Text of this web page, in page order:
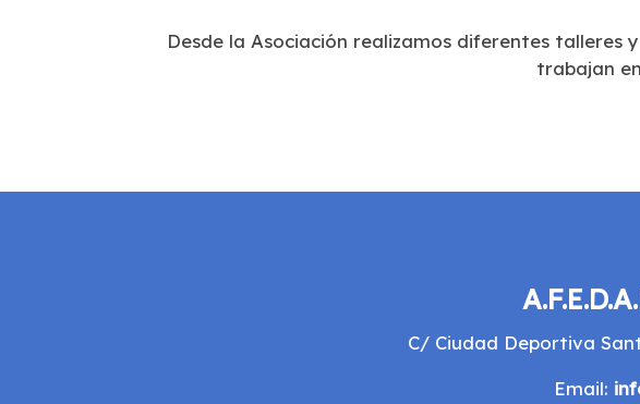
Desde la Asociación realizamos diferentes
trabajan
C/ Ciudad Deportiva
Email: